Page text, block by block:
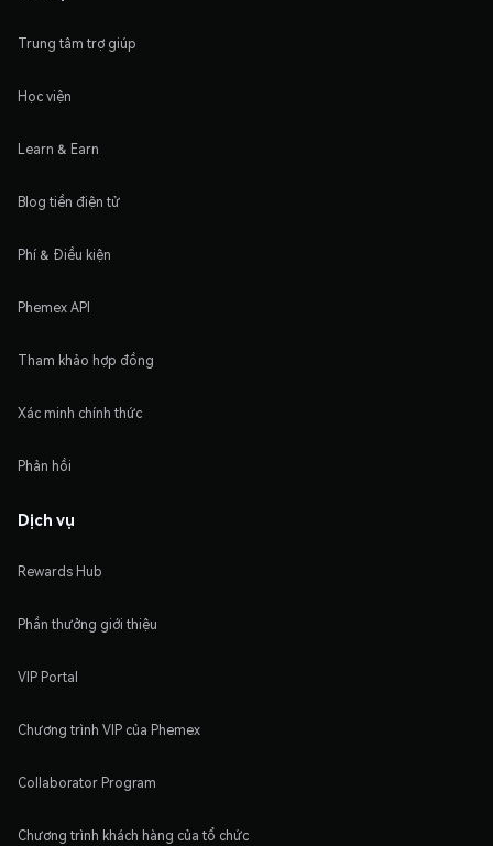
Trung tâm trợ giúp
Học viện
Learn & Earn
Blog tiền điện tử
Phí & Điều kiện
Phemex API
Tham khảo hợp đồng
Xác minh chính thức
Phản hồi
Dịch vụ
Rewards Hub
Phần thưởng giới thiệu
VIP Portal
Chương trình VIP của Phemex
Collaborator Program
Chương trình khách hàng của tổ chức